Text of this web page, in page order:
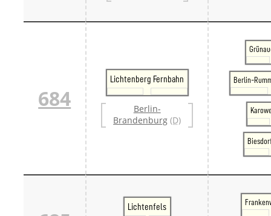
684
Lichtenberg Fernbahn
Berlin-
Brandenburg (D)
Berlin-
Lichtenfels